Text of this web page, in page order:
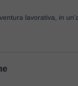
lavorativa, in